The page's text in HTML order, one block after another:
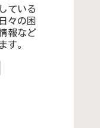
ている
々の困
報など
す。